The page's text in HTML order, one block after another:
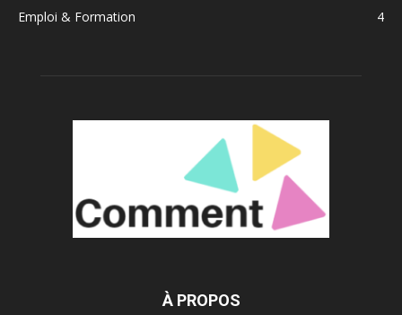
Emploi & Formation
4
À PROPOS